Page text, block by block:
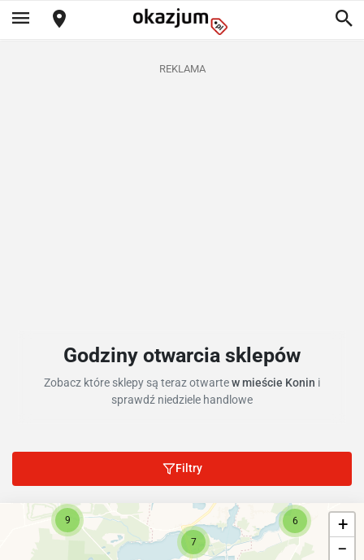
REKLAMA
Godziny otwarcia sklepów
Zobacz które sklepy są teraz otwartew mieście Konin i
sprawdź niedziele handlowe
Filtry
7
9 6
+
−